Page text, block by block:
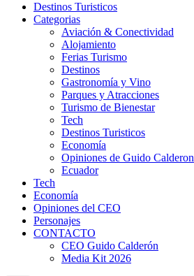
Destinos Turisticos
Categorias
Aviación & Conectividad
Alojamiento
Ferias Turismo
Destinos
Gastronomía y Vino
Parques y Atracciones
Turismo de Bienestar
Tech
Destinos Turisticos
Economía
Opiniones de Guido Calderon
Ecuador
Tech
Economía
Opiniones del CEO
Personajes
CONTACTO
CEO Guido Calderón
Media Kit 2026